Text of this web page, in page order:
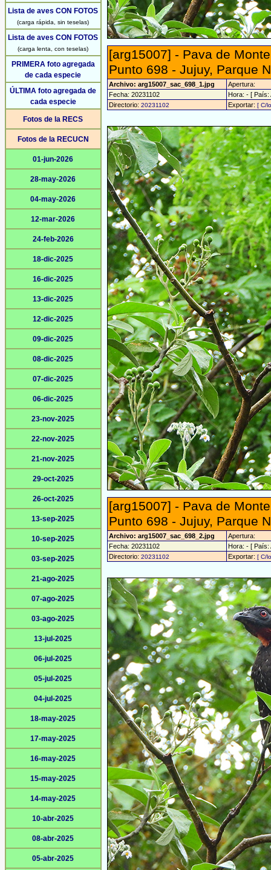
Lista de aves CON FOTOS
(carga rápida, sin teselas)
Lista de aves CON FOTOS
(carga lenta, con teselas)
PRIMERA foto agregada
de cada especie
ÚLTIMA foto agregada de
cada especie
Fotos de la RECS
Fotos de la RECUCN
01-jun-2026
28-may-2026
04-may-2026
12-mar-2026
24-feb-2026
18-dic-2025
16-dic-2025
13-dic-2025
12-dic-2025
09-dic-2025
08-dic-2025
07-dic-2025
06-dic-2025
23-nov-2025
22-nov-2025
21-nov-2025
29-oct-2025
26-oct-2025
13-sep-2025
10-sep-2025
03-sep-2025
21-ago-2025
07-ago-2025
03-ago-2025
13-jul-2025
06-jul-2025
05-jul-2025
04-jul-2025
18-may-2025
17-may-2025
16-may-2025
15-may-2025
14-may-2025
10-abr-2025
08-abr-2025
05-abr-2025
[arg15007] - Pava de
Punto 698 - Jujuy, Parque
Archivo: arg15007_sac_698_1.jpg
Apertura:
Fecha: 20231102
Hora: - [ País:
Directorio: 20231102 Exportar: [ C/
[arg15007] - Pava de
Punto 698 - Jujuy, Parque
Archivo: arg15007_sac_698_2.jpg
Apertura:
Fecha: 20231102
Hora: - [ País:
Directorio: 20231102 Exportar: [ C/